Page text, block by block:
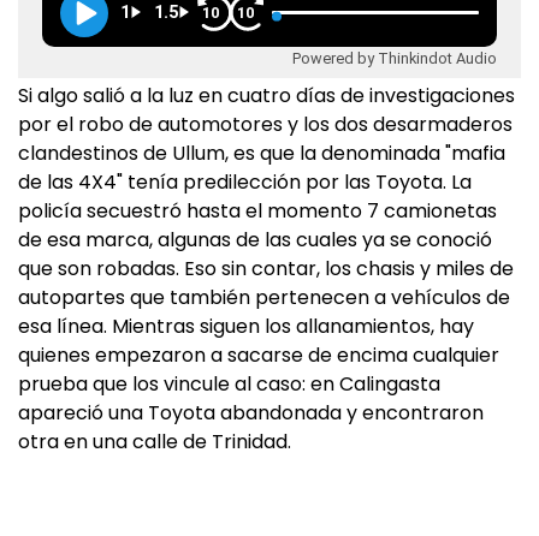
1 1.5 10 10
Powered by Thinkindot Audio
Si algo salió a la luz en cuatro días de investigaciones
por el robo de automotores y los dos desarmaderos
clandestinos de Ullum, es que la denominada "mafia
de las 4X4" tenía predilección por las Toyota. La
policía secuestró hasta el momento 7 camionetas
de esa marca, algunas de las cuales ya se conoció
que son robadas. Eso sin contar, los chasis y miles de
autopartes que también pertenecen a vehículos de
esa línea. Mientras siguen los allanamientos, hay
quienes empezaron a sacarse de encima cualquier
prueba que los vincule al caso: en Calingasta
apareció una Toyota abandonada y encontraron
otra en una calle de Trinidad.